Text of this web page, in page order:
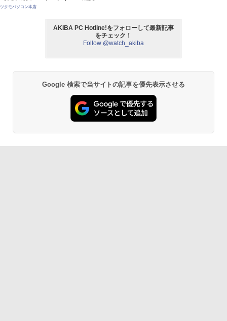
ツクモパソコン本店
AKIBA PC Hotline!をフォローして最新記事
をチェック！
Follow @watch_akiba
Google 検索で当サイトの記事を優先表示させる